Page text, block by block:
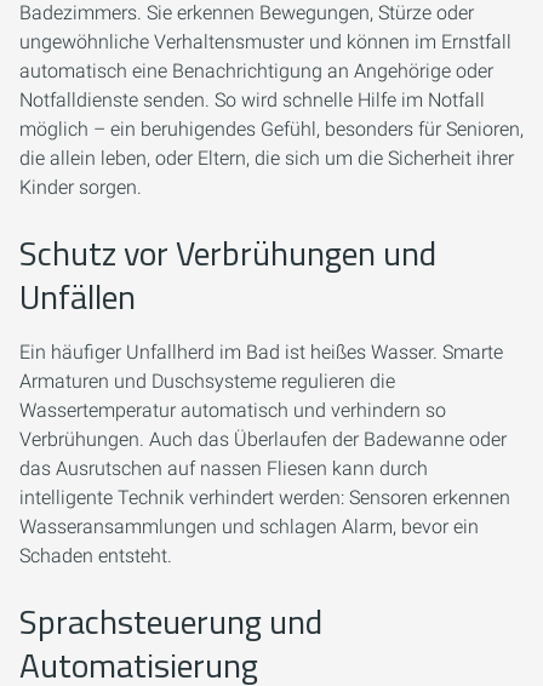
Badezimmers. Sie erkennen Bewegungen, Stürze oder
ungewöhnliche Verhaltensmuster und können im Ernstfall
automatisch eine Benachrichtigung an Angehörige oder
Notfalldienste senden. So wird schnelle Hilfe im Notfall
möglich – ein beruhigendes Gefühl, besonders für Senioren,
die allein leben, oder Eltern, die sich um die Sicherheit ihrer
Kinder sorgen.
Schutz vor Verbrühungen und
Unfällen
Ein häufiger Unfallherd im Bad ist heißes Wasser. Smarte
Armaturen und Duschsysteme regulieren die
Wassertemperatur automatisch und verhindern so
Verbrühungen. Auch das Überlaufen der Badewanne oder
das Ausrutschen auf nassen Fliesen kann durch
intelligente Technik verhindert werden: Sensoren erkennen
Wasseransammlungen und schlagen Alarm, bevor ein
Schaden entsteht.
Sprachsteuerung und
Automatisierung